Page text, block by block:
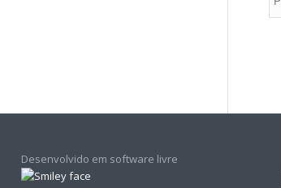
Desenvolvido em software livre